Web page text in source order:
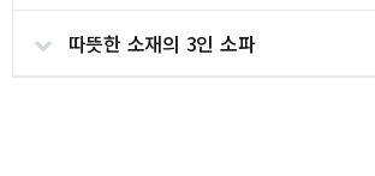
따뜻한 소재의 3인 소파